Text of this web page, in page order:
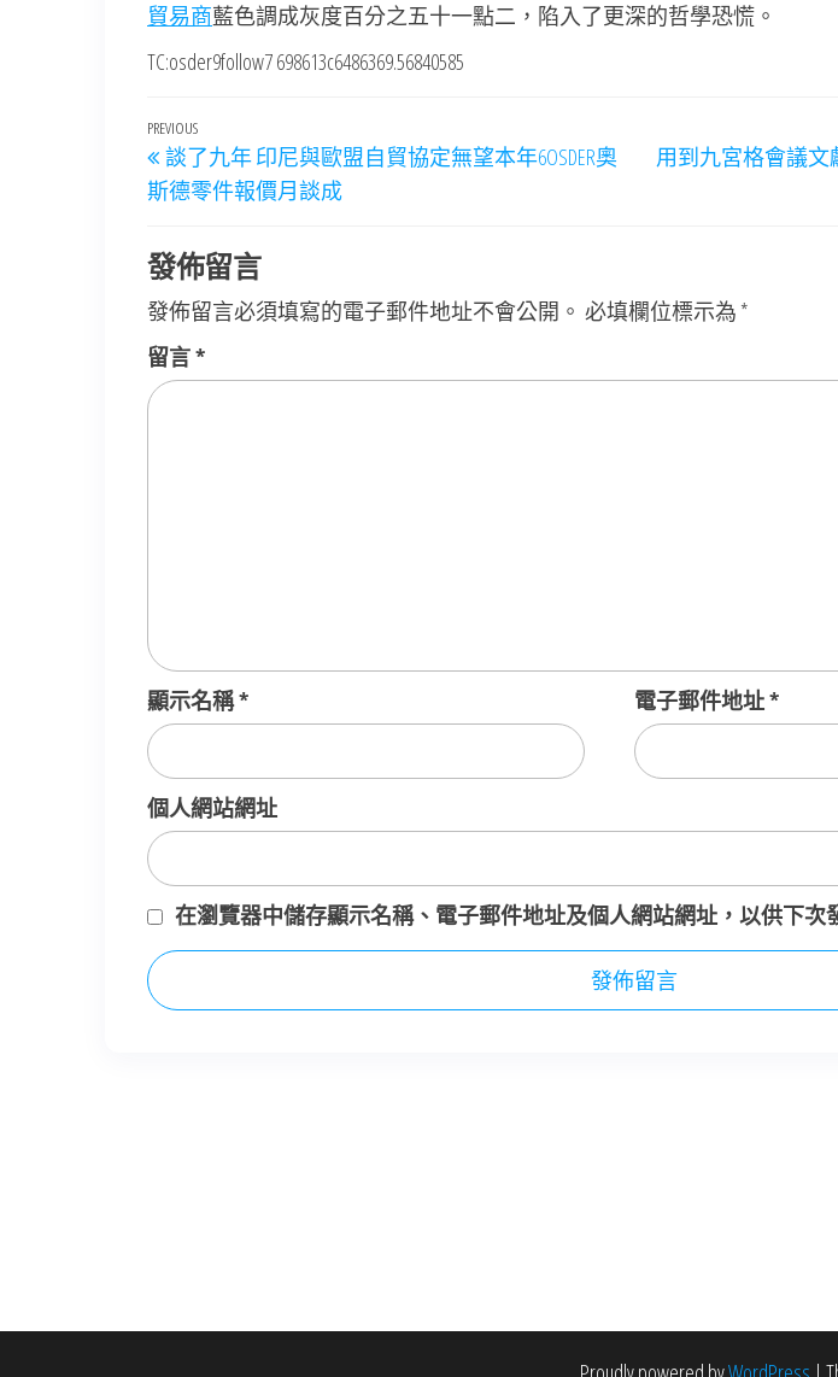
貿易商藍色調成灰度百分之五十一點二，陷入了更深的哲學恐慌。
TC:osder9follow7 698613c6486369.56840585
文
章
導
覽
Previous
Post
PREVIOUS
談了九年 印尼與歐盟自貿協定無望本年6OSDER奧
斯德零件報價月談成
用到九宮格會議文
發佈留言
發佈留言必須填寫的電子郵件地址不會公開。 必填欄位標示為 *
留言*
顯示名稱* 電子郵件地址*
個人網站網址
在瀏覽器中儲存顯示名稱、電子郵件地址及個人網站網址，以供下次